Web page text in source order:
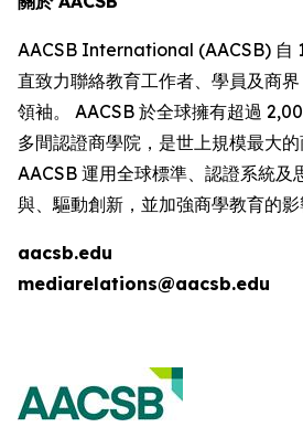
AACSB International (AACSB) 自
直致力聯絡教育工作者、學員及商
領袖。 AACSB 於全球擁有超過
多間認證商學院，是世上規模最大的
AACSB 運用全球標準、認證系統及
與、驅動創新，並加強商學教育的影
aacsb.edu
mediarelations@aacsb.edu